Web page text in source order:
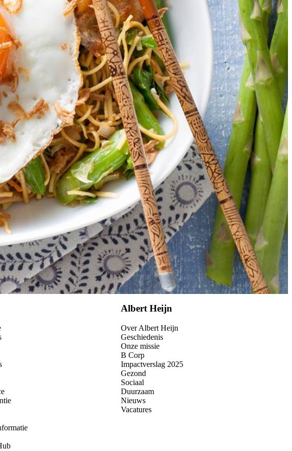
Albert Heijn
Over Albert Heijn
Geschiedenis
Onze missie
B Corp
Impactverslag 2025
Gezond
Sociaal
Duurzaam
Nieuws
Vacatures